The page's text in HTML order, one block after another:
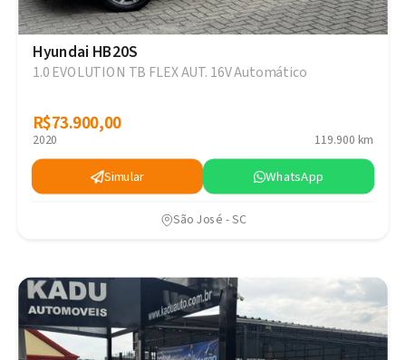
Hyundai HB20S
1.0 EVOLUTION TB FLEX AUT. 16V Automático
R$73.900,00
R$73.900,00
2020 119.900 km
Simular WhatsApp
São José - SC